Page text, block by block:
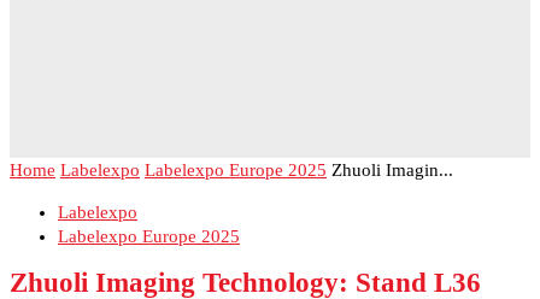
Home Labelexpo Labelexpo Europe 2025 Zhuoli Imagin...
Labelexpo
Labelexpo Europe 2025
Zhuoli Imaging Technology: Stand L36